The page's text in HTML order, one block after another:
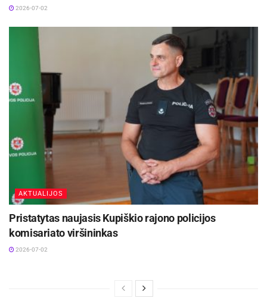
2026-07-02
AKTUALIJOS
Pristatytas naujasis Kupiškio rajono policijos
komisariato viršininkas
2026-07-02